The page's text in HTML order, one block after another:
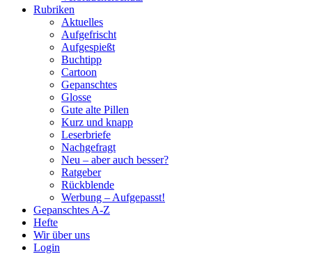
Rubriken
Aktuelles
Aufgefrischt
Aufgespießt
Buchtipp
Cartoon
Gepanschtes
Glosse
Gute alte Pillen
Kurz und knapp
Leserbriefe
Nachgefragt
Neu – aber auch besser?
Ratgeber
Rückblende
Werbung – Aufgepasst!
Gepanschtes A-Z
Hefte
Wir über uns
Login